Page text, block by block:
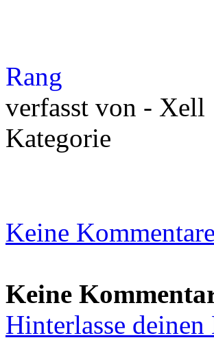
Rang
verfasst von - Xell
Kategorie
Keine Kommentare
Keine
Hinterlasse